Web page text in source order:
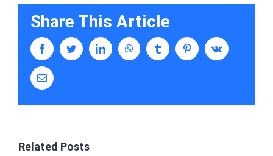
Share This Article
facebooktwitter linkedin whatsapptumblr pinterestvk
Email
Related Posts